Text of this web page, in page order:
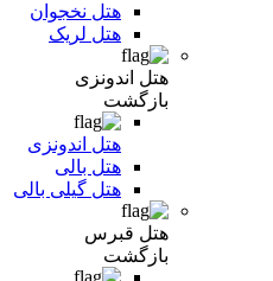
هتل نخجوان
هتل لریک
هتل اندونزی
بازگشت
هتل اندونزی
هتل بالی
هتل گیلی بالی
هتل قبرس
بازگشت